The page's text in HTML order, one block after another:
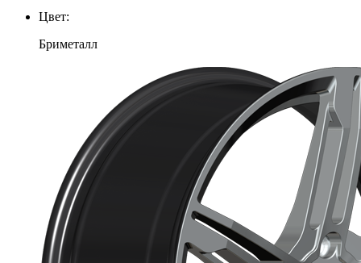
Цвет:
Бриметалл